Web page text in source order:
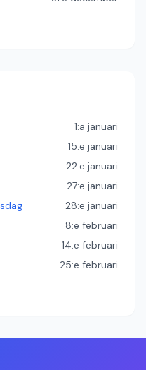
1:a januari
15:e januari
22:e januari
27:e januari
28:e januari
8:e februari
14:e februari
25:e februari